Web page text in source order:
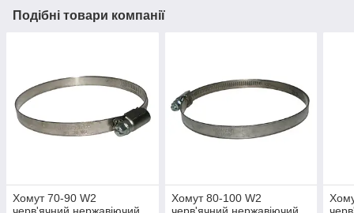
Подібні товари компанії
Хомут 70-90 W2
Хомут 80-100 W2